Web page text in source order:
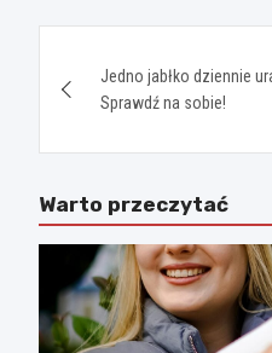
wpisu
Jedno jabłko dziennie
Sprawdź na sobie!
Warto przeczytać